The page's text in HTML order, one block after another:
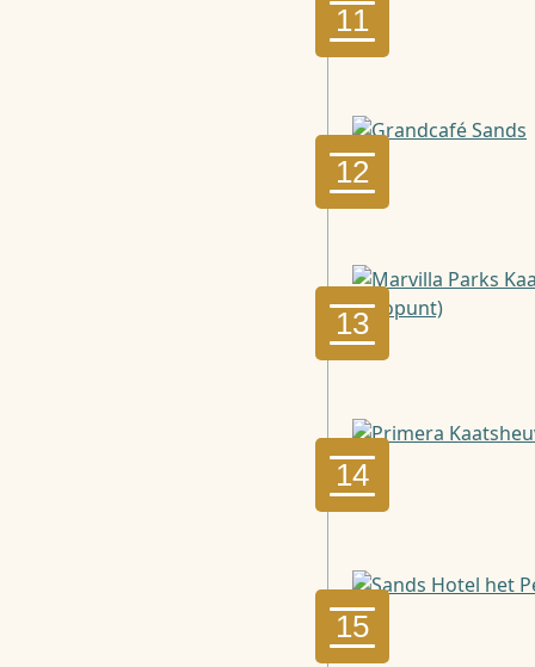
11
12
13
14
15